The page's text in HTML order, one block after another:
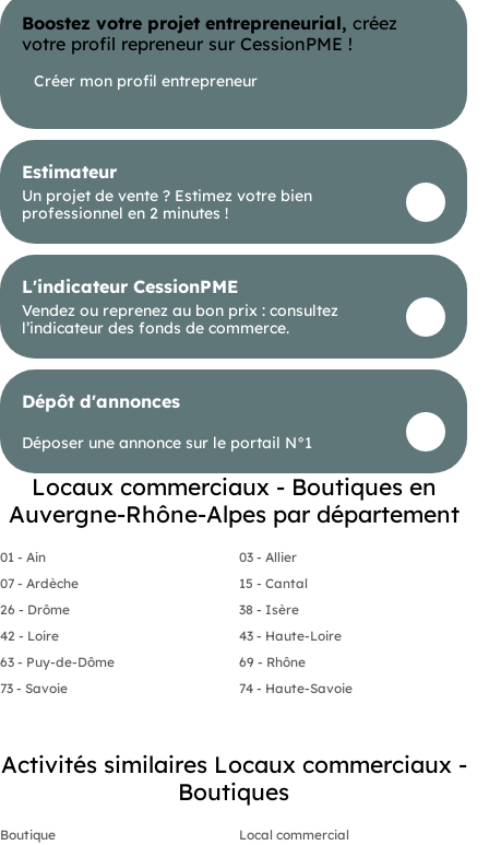
Boostez votre projet entrepreneurial, créez
votre profil repreneur sur CessionPME !
Créer mon profil entrepreneur
Estimateur
Un projet de vente ? Estimez votre bien
professionnel en 2 minutes !
L'indicateur CessionPME
Vendez ou reprenez au bon prix : consultez
l’indicateur des fonds de commerce.
Dépôt d'annonces
Déposer une annonce sur le portail N°1
Locaux commerciaux - Boutiques en
Auvergne-Rhône-Alpes par département
01 - Ain
03 - Allier
07 - Ardèche
15 - Cantal
26 - Drôme
38 - Isère
42 - Loire
43 - Haute-Loire
63 - Puy-de-Dôme
69 - Rhône
73 - Savoie
74 - Haute-Savoie
Activités similaires Locaux commerciaux -
Boutiques
Boutique Local commercial